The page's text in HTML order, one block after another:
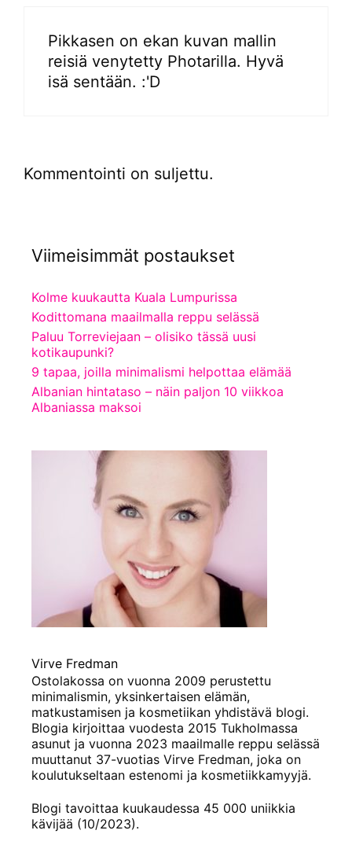
Pikkasen on ekan kuvan mallin
reisiä venytetty Photarilla. Hyvä
isä sentään. :'D
Kommentointi on suljettu.
Viimeisimmät postaukset
Kolme kuukautta Kuala Lumpurissa
Kodittomana maailmalla reppu selässä
Paluu Torreviejaan – olisiko tässä uusi
kotikaupunki?
9 tapaa, joilla minimalismi helpottaa elämää
Albanian hintataso – näin paljon 10 viikkoa
Albaniassa maksoi
Virve Fredman
Ostolakossa on vuonna 2009 perustettu
minimalismin, yksinkertaisen elämän,
matkustamisen ja kosmetiikan yhdistävä blogi.
Blogia kirjoittaa vuodesta 2015 Tukholmassa
asunut ja vuonna 2023 maailmalle reppu selässä
muuttanut 37-vuotias Virve Fredman, joka on
koulutukseltaan estenomi ja kosmetiikkamyyjä.
Blogi tavoittaa kuukaudessa 45 000 uniikkia
kävijää (10/2023).